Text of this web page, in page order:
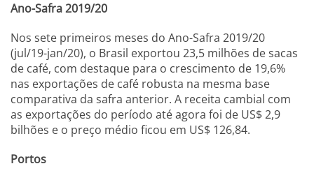
Ano-Safra 2019/20
Nos sete primeiros meses do Ano-Safra 2019/20
(jul/19-jan/20), o Brasil exportou 23,5 milhões de sacas
de café, com destaque para o crescimento de 19,6%
nas exportações de café robusta na mesma base
comparativa da safra anterior. A receita cambial com
as exportações do período até agora foi de US$ 2,9
bilhões e o preço médio ficou em US$ 126,84.
Portos